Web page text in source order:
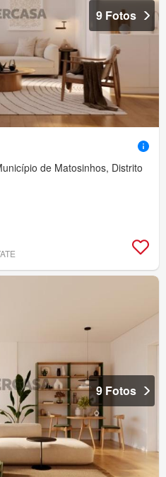
9 Fotos
de Matosinhos, Distrito
9 Fotos